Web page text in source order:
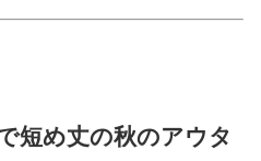
短め丈の秋のアウタ